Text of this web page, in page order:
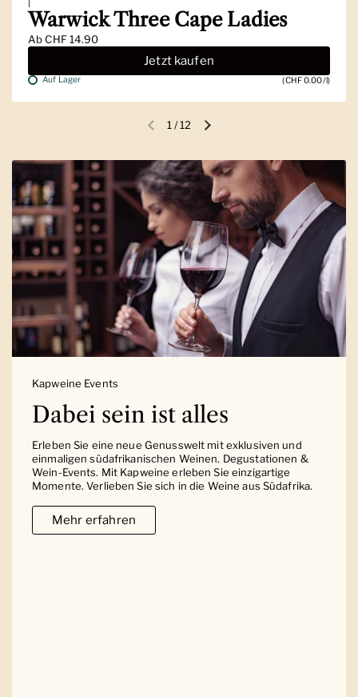
Warwick Three Cape Ladies
AbCHF 14.90
Jetzt kaufen
Auf Lager (CHF 0.00/l)
Vorherige FolieNächste Folie
1/12
Kapweine Events
Dabei sein ist alles
Erleben Sie eine neue Genusswelt mit exklusiven und
einmaligen südafrikanischen Weinen. Degustationen &
Wein-Events. Mit Kapweine erleben Sie einzigartige
Momente. Verlieben Sie sich in die Weine aus Südafrika.
Mehr erfahren